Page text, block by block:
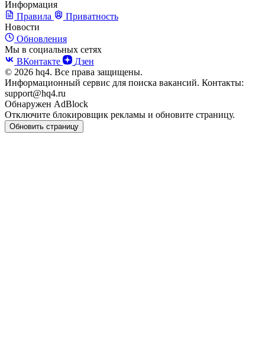
Информация
Правила
Приватность
Новости
Обновления
Мы в социальных сетях
ВКонтакте
Дзен
© 2026 hq4. Все права защищены.
Информационный сервис для поиска вакансий. Контакты:
support@hq4.ru
Обнаружен AdBlock
Отключите блокировщик рекламы и обновите страницу.
Обновить страницу